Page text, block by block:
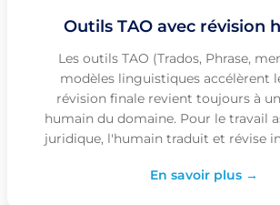
Outils TAO avec révision
Les outils TAO (Trados, Phrase,
modèles linguistiques accélèrent
révision finale revient toujours à
humain du domaine. Pour le travail
juridique, l'humain traduit et révise
En savoir plus →